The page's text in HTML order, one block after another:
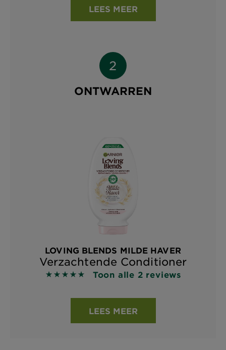
LEES MEER
ONTWARREN
LOVING BLENDS MILDE HAVER
Verzachtende Conditioner
5 out of 5 stars based on reviews
Toon alle 2 reviews
LEES MEER